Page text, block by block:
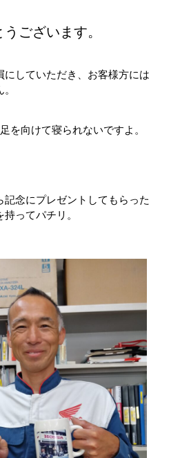
ございます。
にしていただき、お客様方には
を向けて寝られないですよ。
記念にプレゼントしてもらった
ってパチリ。